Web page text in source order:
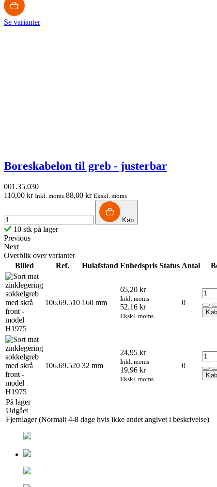
Se varianter
Boreskabelon til greb - justerbar
001.35.030
110,00 kr Inkl. moms 88,00 kr Ekskl. moms
Køb
10 stk på lager
Previous
Next
Overblik over varianter
Billed
Ref. Hulafstand Enhedspris Status Antal
106.69.510 160 mm
65,20 kr
Inkl. moms
52,16 kr
Ekskl. moms
0
Køb
106.69.520 32 mm
24,95 kr
Inkl. moms
19,96 kr
Ekskl. moms
0
Køb
På lager
Udgået
Fjernlager (Normalt 4-8 dage hvis ikke andet angivet i beskrivelse)